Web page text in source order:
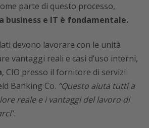
parte di questo processo,
business e IT è fondamentale.
devono lavorare con le unità
vantaggi reali e casi d’uso interni,
, CIO presso il fornitore di servizi
Banking Co. “Questo aiuta tutti a
reale e i vantaggi del lavoro di
“.